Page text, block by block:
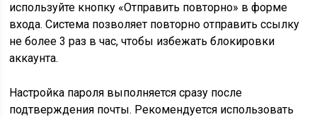
используйте кнопку «Отправить повторно» в форме
входа. Система позволяет повторно отправить ссылку
не более 3 раз в час, чтобы избежать блокировки
аккаунта.
Настройка пароля выполняется сразу после
подтверждения почты. Рекомендуется использовать